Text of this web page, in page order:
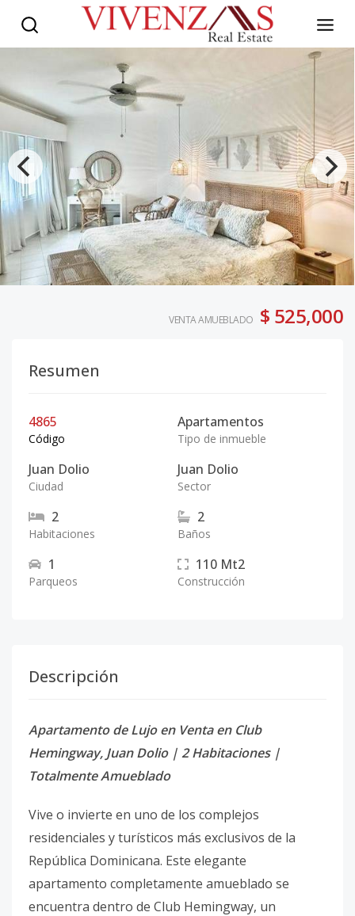
VENTA AMUEBLADO $ 525,000
Resumen
4865
Código
Apartamentos
Tipo de inmueble
Juan Dolio
Ciudad
Juan Dolio
Sector
2
Habitaciones
2
Baños
1
Parqueos
110 Mt2
Construcción
Descripción
Apartamento de Lujo en Venta en Club
Hemingway, Juan Dolio | 2 Habitaciones |
Totalmente Amueblado
Vive o invierte en uno de los complejos
residenciales y turísticos más exclusivos de la
República Dominicana. Este elegante
apartamento completamente amueblado se
encuentra dentro de Club Hemingway, un